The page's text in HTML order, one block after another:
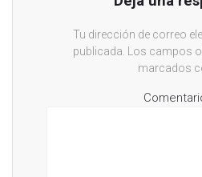
Tu dirección de correo
publicada.
Los campos
marcados